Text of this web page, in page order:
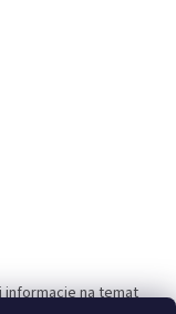
informacje na temat